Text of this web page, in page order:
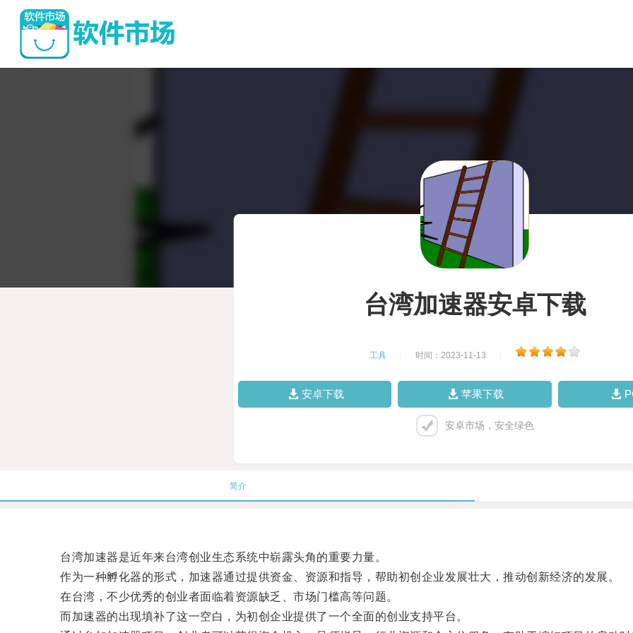
台湾加速器安卓下载
工具 时间：2023-11-13
安卓下载 苹果下载
安卓市场，安全绿色
简介
台湾加速器是近年来台湾创业生态系统中崭露头角的重要力量。
作为一种孵化器的形式，加速器通过提供资金、资源和指导，帮助初创企业发展壮大，推动创新经济的发展。
在台湾，不少优秀的创业者面临着资源缺乏、市场门槛高等问题。
而加速器的出现填补了这一空白，为初创企业提供了一个全面的创业支持平台。